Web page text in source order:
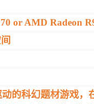
or AMD Radeon
动的科幻题材游戏